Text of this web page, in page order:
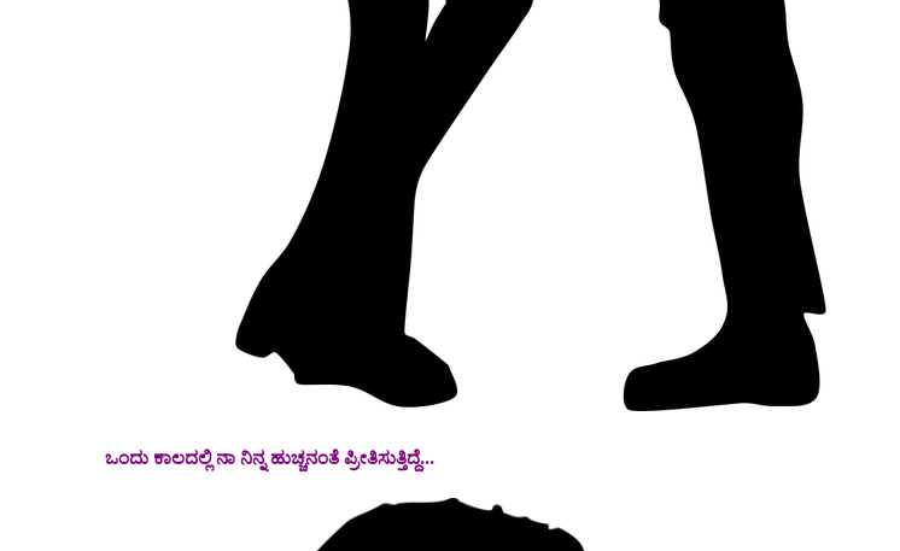
ಒಂದು ಕಾಲದಲ್ಲಿ ನಾ ನಿನ್ನ ಹುಚ್ಚನಂತೆ ಪ್ರೀತಿಸುತ್ತಿದ್ದೆ...